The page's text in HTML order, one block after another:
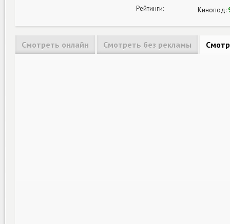
Рейтинги:
Кинопод:
Смотреть онлайн Смотреть без рекламы